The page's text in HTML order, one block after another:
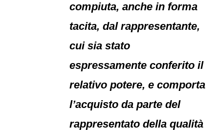
compiuta, anche in forma
tacita, dal rappresentante,
cui sia stato
espressamente conferito il
relativo potere, e comporta
l’acquisto da parte del
rappresentato della qualità